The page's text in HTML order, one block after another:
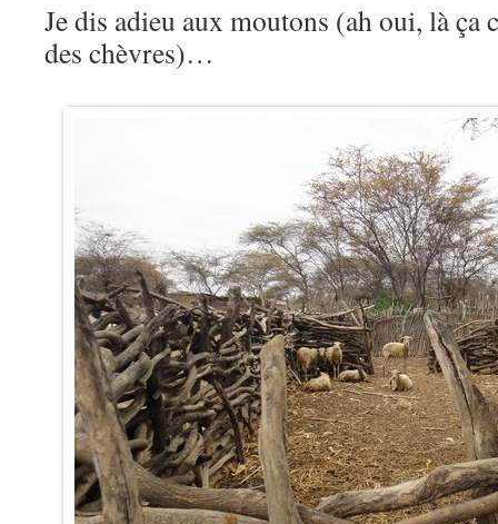
Je dis adieu aux moutons (ah oui, là ça
des chèvres)…